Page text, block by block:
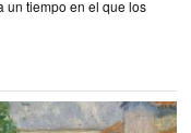
un tiempo en el que los